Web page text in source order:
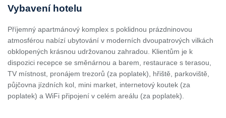
Vybavení hotelu
Příjemný apartmánový komplex s poklidnou prázdninovou
atmosférou nabízí ubytování v moderních dvoupatrových vilkách
obklopených krásnou udržovanou zahradou. Klientům je k
dispozici recepce se směnárnou a barem, restaurace s terasou,
TV místnost, pronájem trezorů (za poplatek), hřiště, parkoviště,
půjčovna jízdních kol, mini market, internetový koutek (za
poplatek) a WiFi připojení v celém areálu (za poplatek).